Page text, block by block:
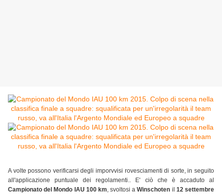
A volte possono verificarsi degli imporvvisi rovesciamenti di sorte, in seguito
all'applicazione puntuale dei regolamenti.. E' ciò che è accaduto al
Campionato del Mondo IAU 100 km, svoltosi aWinschoten il 12 settembre